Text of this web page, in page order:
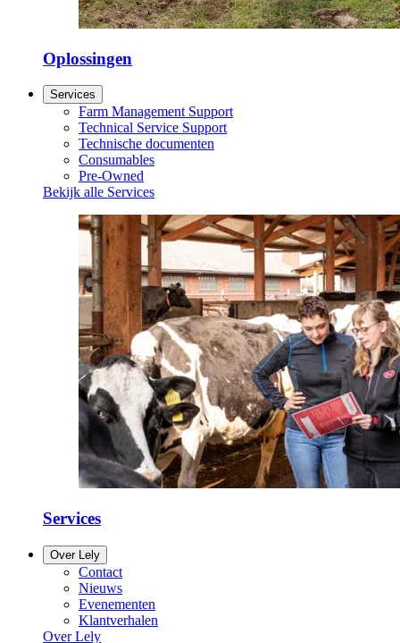
Oplossingen
Services
Farm Management Support
Technical Service Support
Technische documenten
Consumables
Pre-Owned
Bekijk alle Services
Services
Over Lely
Contact
Nieuws
Evenementen
Klantverhalen
Over Lely